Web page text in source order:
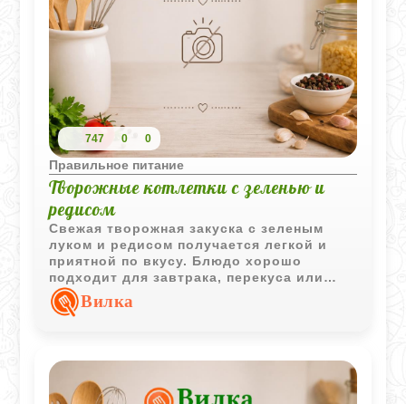
747 0 0
Правильное питание
Творожные котлетки с зеленью и
редисом
Свежая творожная закуска с зеленым
луком и редисом получается легкой и
приятной по вкусу. Блюдо хорошо
подходит для завтрака, перекуса или
холодной подачи в теплое время года.
Вилка